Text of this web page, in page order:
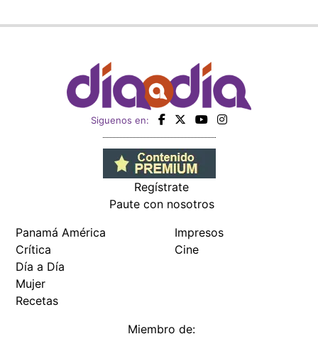
Siguenos en:
Regístrate
Paute con nosotros
Panamá América
Crítica
Día a Día
Mujer
Recetas
Impresos
Cine
Miembro de: